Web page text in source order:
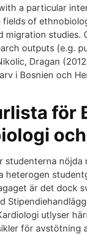
a particular
fields of
migration studies.
outputs (e.g.
Dragan
i Bosnien och
för
studenterna
heterogen
är det dock
utlyser
för